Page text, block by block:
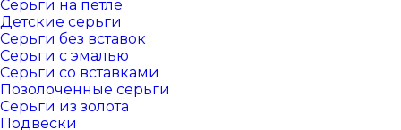
Серьги на петле
Детские серьги
Серьги без вставок
Серьги с эмалью
Серьги со вставками
Позолоченные серьги
Серьги из золота
Подвески